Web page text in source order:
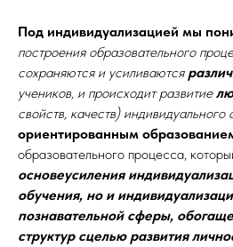
Под индивидуализацией мы
построения образовательного
сохраняются и усиливаются
учеников, и происходит развитие
свойств, качеств) индивидуального
ориентированным
образовательного процесса,
основеусиления
обучения, но и
познавательной сферы,
структур сцелью развития